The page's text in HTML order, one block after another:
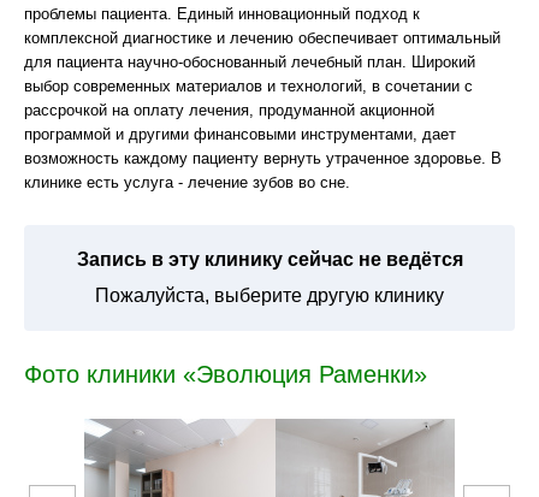
проблемы пациента. Единый инновационный подход к
комплексной диагностике и лечению обеспечивает оптимальный
для пациента научно-обоснованный лечебный план. Широкий
выбор современных материалов и технологий, в сочетании с
рассрочкой на оплату лечения, продуманной акционной
программой и другими финансовыми инструментами, дает
возможность каждому пациенту вернуть утраченное здоровье. В
клинике есть услуга - лечение зубов во сне.
Запись в эту клинику сейчас не ведётся
Пожалуйста, выберите другую клинику
Фото клиники «Эволюция Раменки»